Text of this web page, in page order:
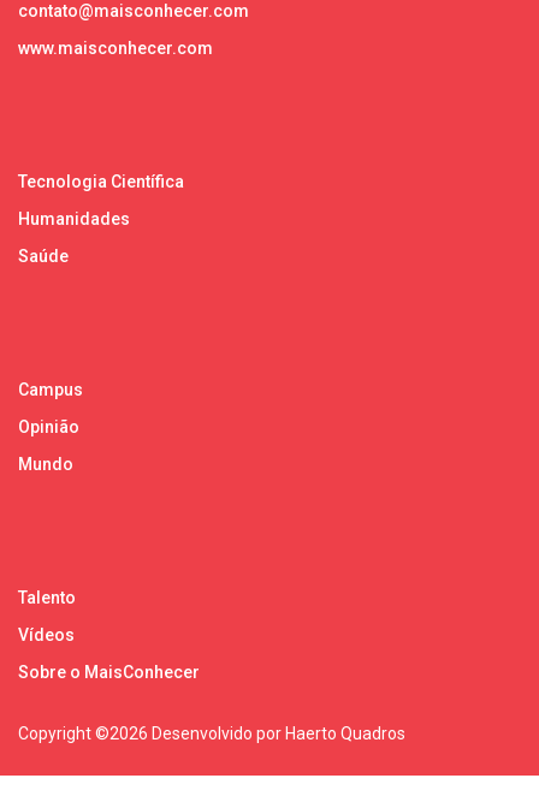
contato@maisconhecer.com
www.maisconhecer.com
Tecnologia Científica
Humanidades
Saúde
Campus
Opinião
Mundo
Talento
Vídeos
Sobre o MaisConhecer
Copyright ©2026 Desenvolvido por Haerto Quadros